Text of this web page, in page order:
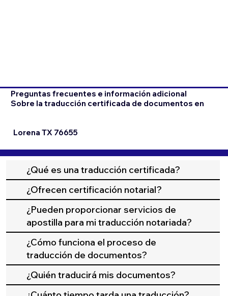
¿Qué es una traducción certificada?
¿Ofrecen certificación notarial?
¿Pueden proporcionar servicios de
apostilla para mi traducción notariada?
¿Cómo funciona el proceso de
traducción de documentos?
¿Quién traducirá mis documentos?
Preguntas frecuentes e información adicional
Sobre la traducción certificada de documentos en
Lorena TX 76655